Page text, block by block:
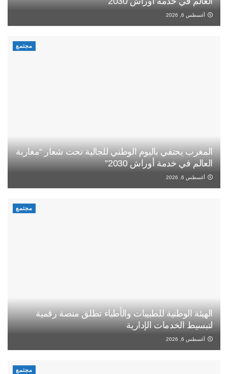
أغسطس 6, 2026
مجتمع
المغرب يحتفي باليوم الوطني للجالية تحت شعار “مغاربة
العالم في خدمة أوراش 2030”
أغسطس 6, 2026
مجتمع
الهيئة الوطنية للطبيبات والأطباء تطلق منصة رقمية
لتبسيط الخدمات الإدارية
أغسطس 6, 2026
مجتمع